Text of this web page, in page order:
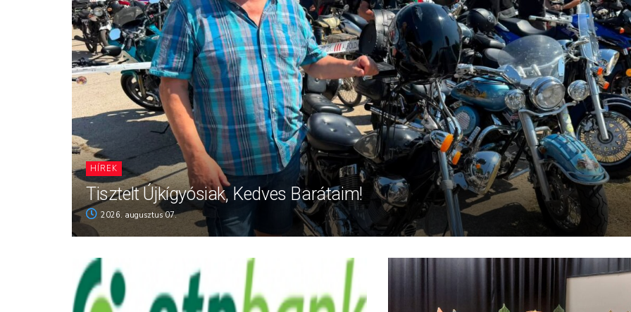
HÍREK
Tisztelt Újkígyósiak, Kedves Barátaim!
2026. augusztus 07.